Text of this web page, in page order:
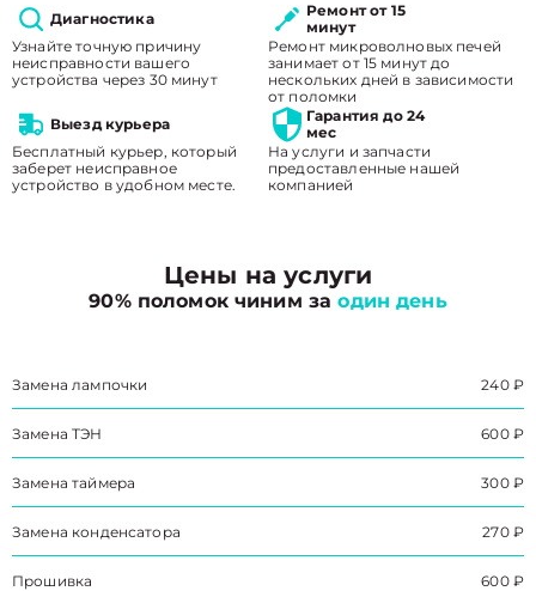
Диагностика
Узнайте точную причину
неисправности вашего
устройства через 30 минут
Ремонт от 15
минут
Ремонт микроволновых печей
занимает от 15 минут до
нескольких дней в зависимости
от поломки
Выезд курьера
Бесплатный курьер, который
заберет неисправное
устройство в удобном месте.
Гарантия до 24
мес
На услуги и запчасти
предоставленные нашей
компанией
Цены на услуги
90% поломок чиним заодин день
Замена лампочки 240 ₽
Замена ТЭН 600 ₽
Замена таймера 300 ₽
Замена конденсатора 270 ₽
Прошивка 600 ₽